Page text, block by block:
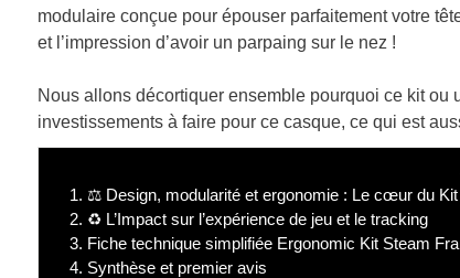
modulaire conçue pour épouser parfaitement votre
et l’impression d’avoir un parpaing sur le nez !
Nous allons décortiquer ensemble pourquoi ce kit ou
investissements à faire pour ce casque, ce qui est
1. ⚖️ Design, modularité et ergonomie : Le cœur du
2. ♻️ L’Impact sur l’expérience de jeu et le tracking
3. Fiche technique simplifiée Ergonomic Kit Steam
4. Synthèse et premier avis